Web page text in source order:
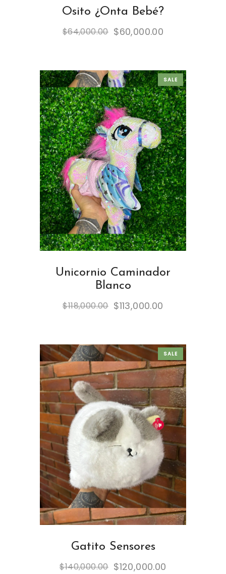
Osito ¿Onta Bebé?
$64,000.00 $60,000.00
SALE
Unicornio Caminador
Blanco
$118,000.00 $113,000.00
SALE
Gatito Sensores
$140,000.00 $120,000.00